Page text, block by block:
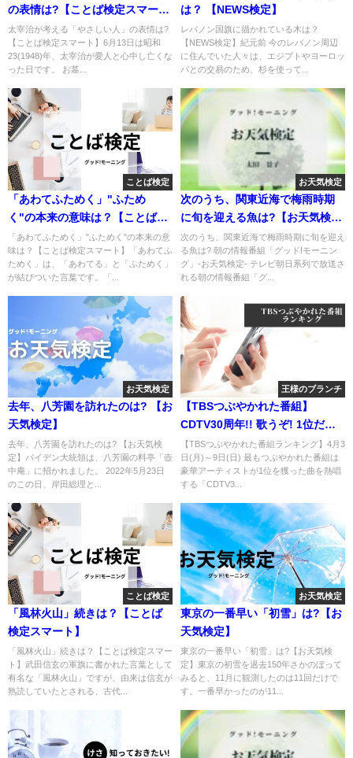
の表情は?【ことば検定スマー
ト】
太宰治が考える「やさしい人」の表情は?
【ことば検定スマート】6月13日は昭和
23(1948)年、太宰治が愛人と心中し亡くな
った日です。 お墓...
は？ 【NEWS検定】
レバノン国旗に描かれている木は？
【NEWS検定】紀元前 今のレバノン周辺
に住んでいた人々は、エジプトやヨーロッ
パとの交易のため、杉を使って...
ことば検定
「あわてふためく」"ふため
く"の本来の意味は？【ことば検
定スマート】
「あわてふためく」"ふためく"の本来の意
味は？【ことば検定スマート】「あわてふ
ためく」は、「あわてる」と「ふためく」
が結びついた言葉です。「...
お天気検定
次のうち、関東近海で梅雨時期
に旬を迎える魚は?【お天気検
定】
次のうち、関東近海で梅雨時期に旬を迎え
る魚は? 朝の情報番組「グッド!モーニン
グ」-お天気検定- テレビ朝日系列で放送さ
れる朝の情報番組「グ...
お天気検定
去年、八芳園を訪れたのは? 【お
天気検定】
去年、八芳園を訪れたのは? 【お天気検
定】バイデン大統領は、八芳園の料亭「壺
中庵」に招かれました。 2022年5月23日
のこの日、岸田総理と...
王様のブランチ
【TBSつぶやかれた番組】
CDTV30周年!! 歌うぞ! 1位だけ
の曲だけフェス!
【TBSつぶやかれた番組ランキング】4月3
日(月)～9日(日) 最もつぶやかれた番組は
豪華アーティストが1位を獲った曲を熱唱
する「CDTV3...
ことば検定
「風林火山」続きは？【ことば
検定スマート】
「風林火山」続きは？【ことば検定スマー
ト】武田信玄の軍旗に書かれた言葉として
有名な「風林火山」ですが、由来は信玄が
熟読していたとされる、古代...
お天気検定
東京の一番早い「初雪」は?【お
天気検定】
東京の一番早い「初雪」は?【お天気検
定】東京の初雪を過去150年さかのぼって
みると、11月に観測したのは11回だけで
す。一番早かったのが11...